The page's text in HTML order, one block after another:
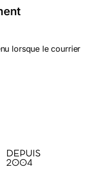
lorsque le courrier